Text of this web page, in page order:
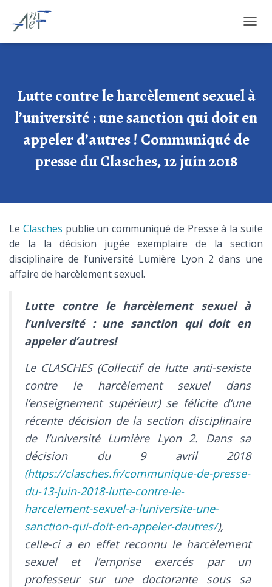
Lutte contre le harcèlement sexuel à
l’université : une sanction qui doit en
appeler d’autres ! Communiqué de
presse du Clasches, 12 juin 2018
Le Clasches publie un communiqué de Presse à la suite
de la la décision jugée exemplaire de la section
disciplinaire de l’université Lumière Lyon 2 dans une
affaire de harcèlement sexuel.
Lutte contre le harcèlement sexuel à
l’université : une sanction qui doit en
appeler d’autres!
Le CLASCHES (Collectif de lutte anti-sexiste
contre le harcèlement sexuel dans
l’enseignement supérieur) se félicite d’une
récente décision de la section disciplinaire
de l’université Lumière Lyon 2. Dans sa
décision du 9 avril 2018
(https://clasches.fr/communique-de-presse-
du-13-juin-2018-lutte-contre-le-
harcelement-sexuel-a-luniversite-une-
sanction-qui-doit-en-appeler-dautres/),
celle-ci a en effet reconnu le harcèlement
sexuel et l’emprise exercés par un
professeur sur une doctorante sous sa